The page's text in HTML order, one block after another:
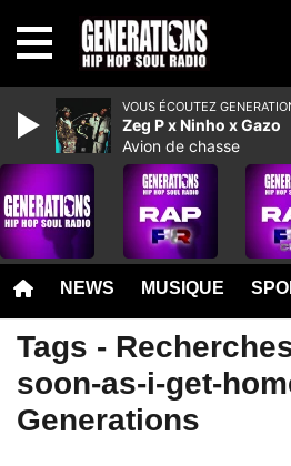
NEWS MUSIQUE
Tags -
soon-as-i-get-
Generations
VOUS ÉCOUTEZ
Zeg P x Ninho x Gazo
Avion de chasse